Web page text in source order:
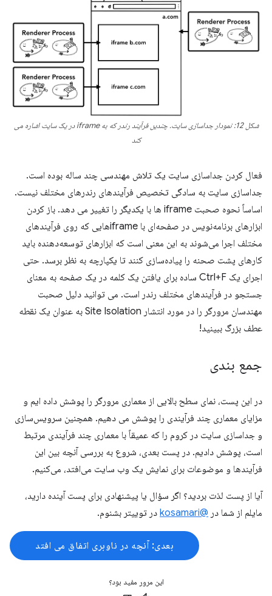
شکل 12: نمودار جداسازی سایت. چندین فرآیند رندر که به iframe در یک سایت اشاره می
کند
فعال کردن جداسازی سایت یک تلاش مهندسی چند ساله بوده است.
جداسازی سایت به سادگی تخصیص فرآیندهای رندرهای مختلف نیست.
اساساً نحوه صحبت iframe ها با یکدیگر را تغییر می دهد. باز کردن
ابزارهای برنامه‌نویس در صفحه‌ای با iframe‌هایی که روی فرآیندهای
مختلف اجرا می‌شوند به این معنی است که ابزارهای توسعه‌دهنده باید
کارهای پشت صحنه را پیاده‌سازی کنند تا یکپارچه به نظر برسد. حتی
اجرای یک Ctrl+F ساده برای یافتن یک کلمه در یک صفحه به معنای
جستجو در فرآیندهای مختلف رندر است. می توانید دلیل صحبت
مهندسان مرورگر را در مورد انتشار Site Isolation به عنوان یک نقطه
عطف بزرگ ببینید!
جمع بندی
در این پست، نمای سطح بالایی از معماری مرورگر را پوشش داده ایم و
مزایای معماری چند فرآیندی را پوشش می دهیم. همچنین سرویس‌سازی
و جداسازی سایت در کروم را که عمیقاً با معماری چند فرآیندی مرتبط
است، پوشش دادیم. در پست بعدی، شروع به بررسی آنچه بین این
فرآیندها و موضوعات برای نمایش یک وب سایت می‌افتد، می‌کنیم.
آیا از پست لذت بردید؟ اگر سؤال یا پیشنهادی برای پست آینده دارید،
مایلم از شما در @kosamari در توییتر بشنوم.
بعدی: آنچه در ناوبری اتفاق می افتد
این مرور مفید بود؟